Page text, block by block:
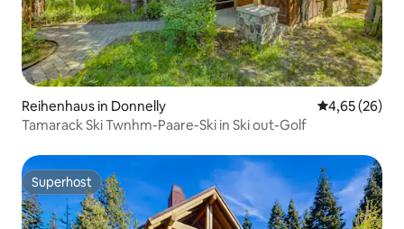
Reihenhaus in Donnelly
4,65 (26)
Tamarack Ski Twnhm-Paare-Ski in Ski out-Golf
Superhost
Superhost